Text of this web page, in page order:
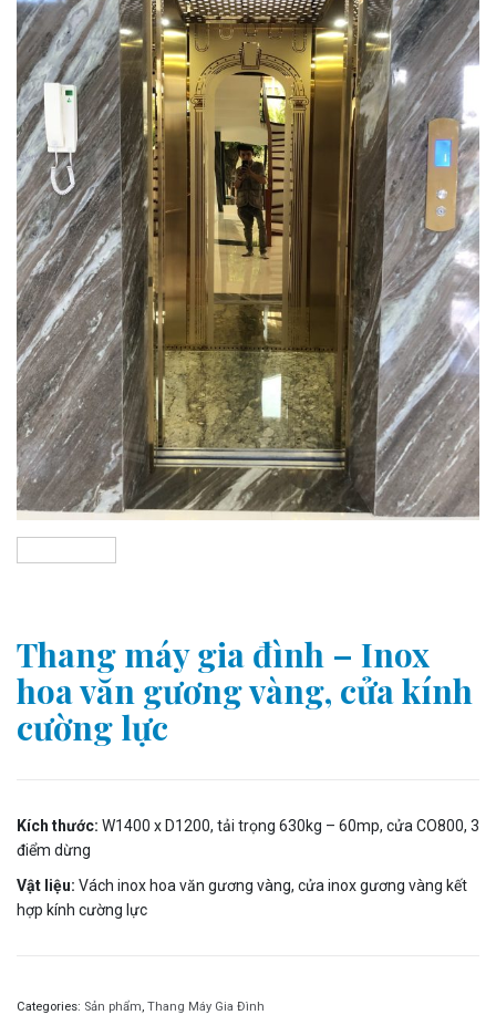
Thang máy gia đình – Inox
hoa văn gương vàng, cửa kính
cường lực
Kích thước: W1400 x D1200, tải trọng 630kg – 60mp, cửa CO800, 3
điểm dừng
Vật liệu: Vách inox hoa văn gương vàng, cửa inox gương vàng kết
hợp kính cường lực
Categories: Sản phẩm Thang Máy Gia Đình